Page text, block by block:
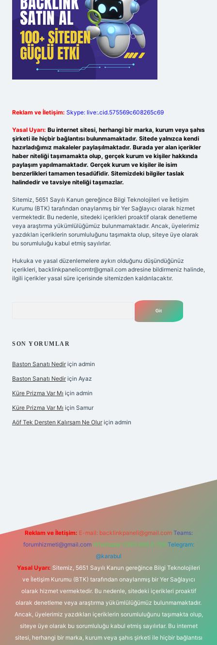
Reklam ve İletişim: Skype: live:.cid.575569c608265c69
Yasal Uyarı: Bu internet sitesi, herhangi bir marka, kurum veya şahıs
şirketi ile hiçbir bağlantısı bulunmamaktadır. Sitede yalnızca kendi
hazırladığımız makaleler paylaşılmaktadır. Burada yer alan içerikler
haber niteliği taşımamakta olup, gerçek kurum ve kişiler hakkında
paylaşım yapılmamaktadır. Gerçek kurum ve kişiler ile isim
benzerlikleri tamamen tesadüfidir. Sitemizdeki bilgiler taslak
halindedir ve tavsiye niteliği taşımazlar.
Sitemiz, 5651 Sayılı Kanun gereğince Bilgi Teknolojileri ve İletişim
Kurumu (BTK) tarafından onaylanmış bir Yer Sağlayıcı olarak hizmet
vermektedir. Bu nedenle, sitedeki içerikleri proaktif olarak denetleme
veya araştırma yükümlülüğümüz bulunmamaktadır. Ancak, üyelerimiz
yazdıkları içeriklerin sorumluluğunu taşımakta olup, siteye üye olarak
bu sorumluluğu kabul etmiş sayılırlar.
Hukuka ve yasal düzenlemelere aykırı olduğunu düşündüğünüz
içerikleri, backlinkpanelicomtr@gmail.com adresine bildirmeniz halinde,
ilgili içerikler yasal süre içerisinde sitemizden kaldırılacaktır.
SON YORUMLAR
Baston Sanatı Nedir için admin
Baston Sanatı Nedir için Ayaz
Küre Prizma Var Mı için admin
Küre Prizma Var Mı için Samur
Aöf Tek Dersten Kalırsam Ne Olur için admin
Reklam ve İletişim: E-mail: backlinkpaneli@gmail.com Teams:
forumhizmeti@gmail.com Whatsapp: 0262 606 0 726 Telegram:
@karabul
Yasal Uyarı: Sitemiz, 5651 Sayılı Kanun gereğince Bilgi Teknolojileri
ve İletişim Kurumu (BTK) tarafından onaylanmış bir Yer Sağlayıcı
olarak hizmet vermektedir. Bu nedenle, sitedeki içerikleri proaktif
olarak denetleme veya araştırma yükümlülüğümüz bulunmamaktadır.
Ancak, üyelerimiz yazdıkları içeriklerin sorumluluğunu taşımakta olup,
siteye üye olarak bu sorumluluğu kabul etmiş sayılırlar. Bu internet
sitesi, herhangi bir marka, kurum veya şahıs şirketi ile hiçbir bağlantısı